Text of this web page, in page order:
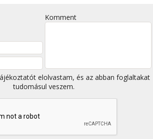
Komment
elolvastam, és az abban foglaltakat
tudomásul veszem.